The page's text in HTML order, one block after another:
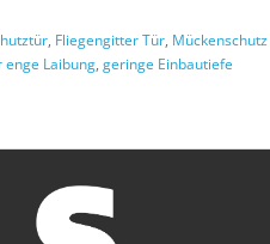
, Fliegengitter Tür, Mückenschutz
enge Laibung, geringe Einbautiefe